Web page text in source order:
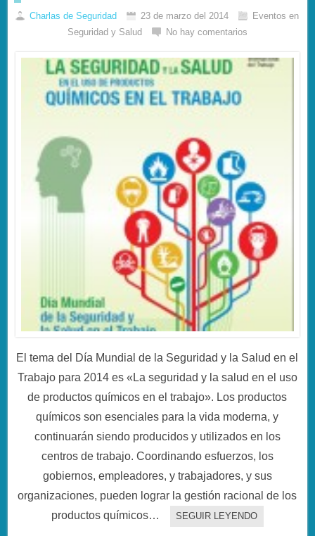
Charlas de Seguridad 23 de marzo del 2014
Eventos en
Seguridad y Salud
No hay comentarios
El tema del Día Mundial de la Seguridad y la Salud en el
Trabajo para 2014 es «La seguridad y la salud en el uso
de productos químicos en el trabajo». Los productos
químicos son esenciales para la vida moderna, y
continuarán siendo producidos y utilizados en los
centros de trabajo. Coordinando esfuerzos, los
gobiernos, empleadores, y trabajadores, y sus
organizaciones, pueden lograr la gestión racional de los
productos químicos…
SEGUIR LEYENDO